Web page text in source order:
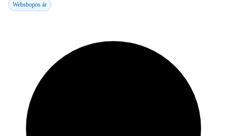
Webshopos ár